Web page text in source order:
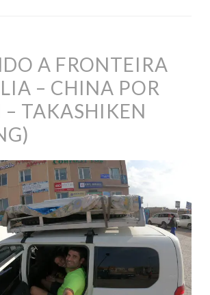
A FRONTEIRA
– CHINA POR
– TAKASHIKEN